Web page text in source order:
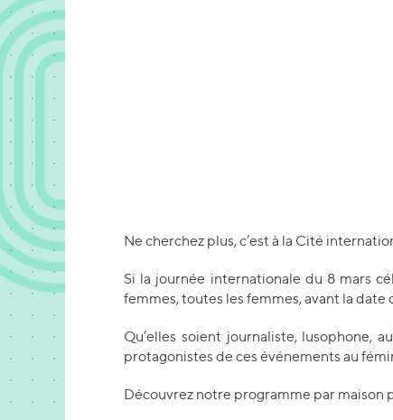
Ne cherchez plus, c’est à la Cité
Si la journée internationale du 8 mars
femmes, toutes les femmes, avant la
Qu’elles soient journaliste, lusophone,
protagonistes de ces événements au
Découvrez notre programme par maison